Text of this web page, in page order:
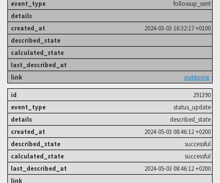
followup_sent
2024-03-03 16:32:17 +0100
outgoing
291390
status_update
described_state
2024-05-03 08:46:12 +0200
successful
successful
2024-05-03 08:46:12 +0200